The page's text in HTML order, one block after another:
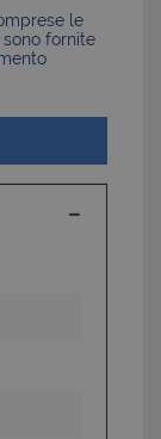
le
fornite